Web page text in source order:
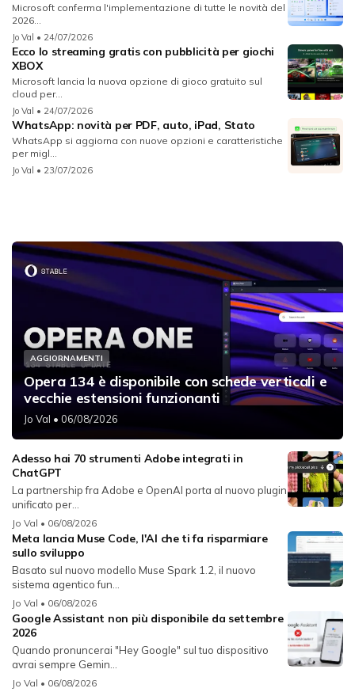
Microsoft conferma l'implementazione di tutte le novità del
2026...
Jo Val • 24/07/2026
Ecco lo streaming gratis con pubblicità per giochi
XBOX
Microsoft lancia la nuova opzione di gioco gratuito sul
cloud per...
Jo Val • 24/07/2026
WhatsApp: novità per PDF, auto, iPad, Stato
WhatsApp si aggiorna con nuove opzioni e caratteristiche
per migl...
Jo Val • 23/07/2026
AGGIORNAMENTI
Opera 134 è disponibile con schede verticali e
vecchie estensioni funzionanti
Jo Val • 06/08/2026
Adesso hai 70 strumenti Adobe integrati in
ChatGPT
La partnership fra Adobe e OpenAI porta al nuovo plugin
unificato per...
Jo Val • 06/08/2026
Meta lancia Muse Code, l'AI che ti fa risparmiare
sullo sviluppo
Basato sul nuovo modello Muse Spark 1.2, il nuovo
sistema agentico fun...
Jo Val • 06/08/2026
Google Assistant non più disponibile da settembre
2026
Quando pronuncerai "Hey Google" sul tuo dispositivo
avrai sempre Gemin...
Jo Val • 06/08/2026